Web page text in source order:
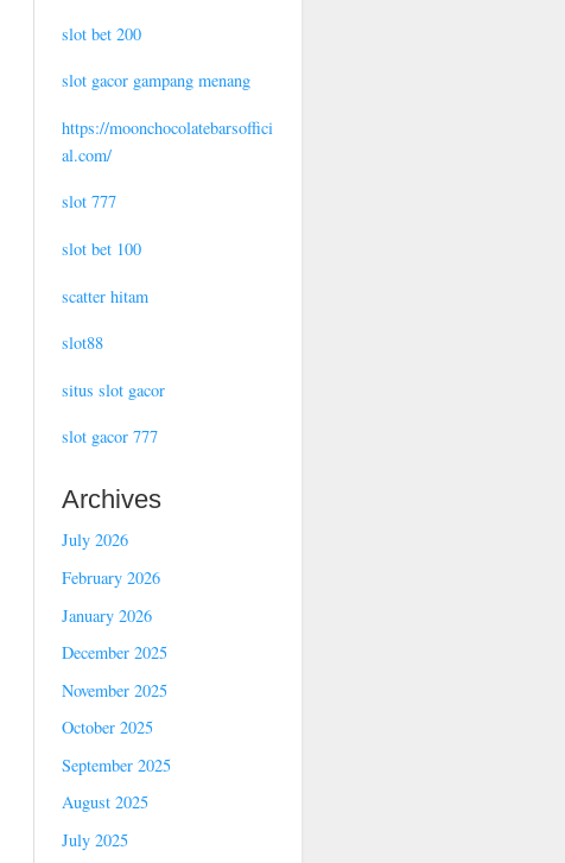
slot bet 200
slot gacor gampang menang
https://moonchocolatebarsoffici
al.com/
slot 777
slot bet 100
scatter hitam
slot88
situs slot gacor
slot gacor 777
Archives
July 2026
February 2026
January 2026
December 2025
November 2025
October 2025
September 2025
August 2025
July 2025